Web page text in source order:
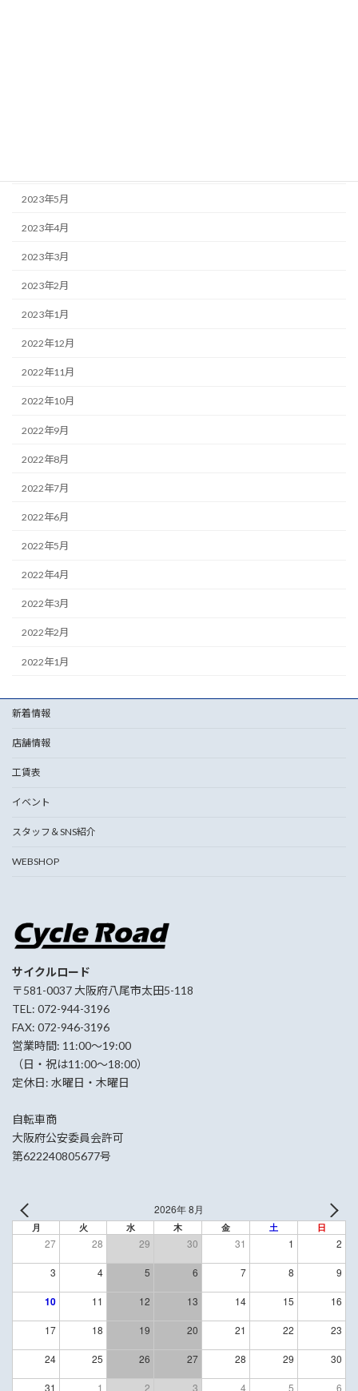
2023年5月
2023年4月
2023年3月
2023年2月
2023年1月
2022年12月
2022年11月
2022年10月
2022年9月
2022年8月
2022年7月
2022年6月
2022年5月
2022年4月
2022年3月
2022年2月
2022年1月
新着情報
店舗情報
工賃表
イベント
スタッフ＆SNS紹介
WEBSHOP
サイクルロード
〒581-0037 大阪府八尾市太田5-118
TEL: 072-944-3196
FAX: 072-946-3196
営業時間: 11:00〜19:00
（日・祝は11:00〜18:00）
定休日: 水曜日・木曜日
自転車商
大阪府公安委員会許可
第622240805677号
2026年 8月
月 火 水 木 金 土 日
27 28 29 30 31 1 2
3 4 5 6 7 8 9
10 11 12 13 14 15 16
17 18 19 20 21 22 23
24 25 26 27 28 29 30
31 1 2 3 4 5 6